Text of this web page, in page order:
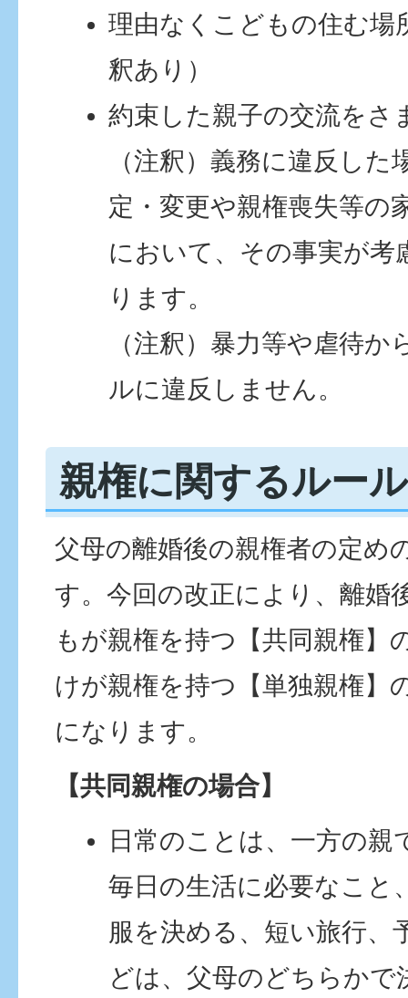
理由なくこどもの住む場
釈あり）
約束した親子の交流をさ
（注釈）義務に違反した
定・変更や親権喪失等の
において、その事実が考
ります。
（注釈）暴力等や虐待
ルに違反しません。
親権に関するルー
父母の離婚後の親権者の定め
す。今回の改正により、離婚
もが親権を持つ【共同親権】
けが親権を持つ【単独親権】
になります。
【共同親権の場合】
日常のことは、一方の親
毎日の生活に必要なこと
服を決める、短い旅行、
どは、父母のどちらか